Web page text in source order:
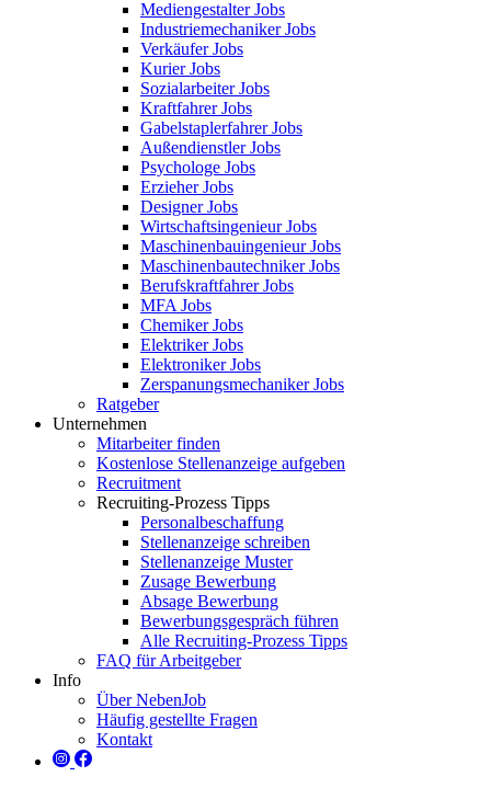
Mediengestalter Jobs
Industriemechaniker Jobs
Verkäufer Jobs
Kurier Jobs
Sozialarbeiter Jobs
Kraftfahrer Jobs
Gabelstaplerfahrer Jobs
Außendienstler Jobs
Psychologe Jobs
Erzieher Jobs
Designer Jobs
Wirtschaftsingenieur Jobs
Maschinenbauingenieur Jobs
Maschinenbautechniker Jobs
Berufskraftfahrer Jobs
MFA Jobs
Chemiker Jobs
Elektriker Jobs
Elektroniker Jobs
Zerspanungsmechaniker Jobs
Ratgeber
Unternehmen
Mitarbeiter finden
Kostenlose Stellenanzeige aufgeben
Recruitment
Recruiting-Prozess Tipps
Personalbeschaffung
Stellenanzeige schreiben
Stellenanzeige Muster
Zusage Bewerbung
Absage Bewerbung
Bewerbungsgespräch führen
Alle Recruiting-Prozess Tipps
FAQ für Arbeitgeber
Info
Über NebenJob
Häufig gestellte Fragen
Kontakt